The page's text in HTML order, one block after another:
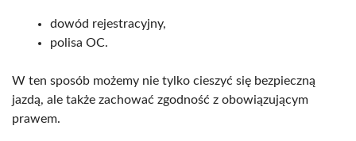
dowód rejestracyjny,
polisa OC.
W ten sposób możemy nie tylko cieszyć się bezpieczną
jazdą, ale także zachować zgodność z obowiązującym
prawem.